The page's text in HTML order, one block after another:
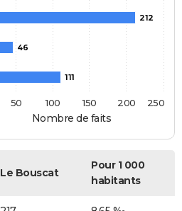
Nombre de faits
212
46
111
50 100 150 200 250
Le Bouscat
Pour 1 000
habitants